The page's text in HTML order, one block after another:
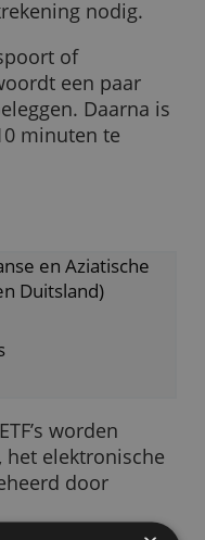
in Nederland
is, kan gratis
bij Trade
paspoort of
een paar
beleggen.
10 minuten te
en
en Duitsland)